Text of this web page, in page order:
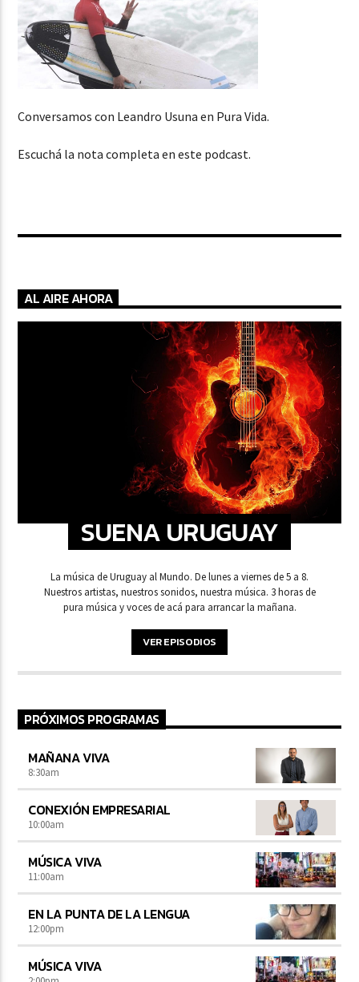
Conversamos con Leandro Usuna en Pura Vida.
Escuchá la nota completa en este podcast.
AL AIRE AHORA
SUENA URUGUAY
La música de Uruguay al Mundo. De lunes a viernes de 5 a 8.
Nuestros artistas, nuestros sonidos, nuestra música. 3 horas de
pura música y voces de acá para arrancar la mañana.
VER EPISODIOS
PRÓXIMOS PROGRAMAS
MAÑANA VIVA
8:30am
CONEXIÓN EMPRESARIAL
10:00am
MÚSICA VIVA
11:00am
EN LA PUNTA DE LA LENGUA
12:00pm
MÚSICA VIVA